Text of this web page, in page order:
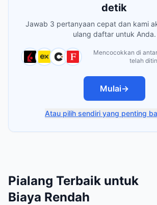
detik
Jawab 3 pertanyaan cepat dan kami
ulang daftar untuk Anda.
Mencocokkan di
telah
Mulai→
Atau pilih sendiri yang penting
Pialang Terbaik untuk
Biaya Rendah